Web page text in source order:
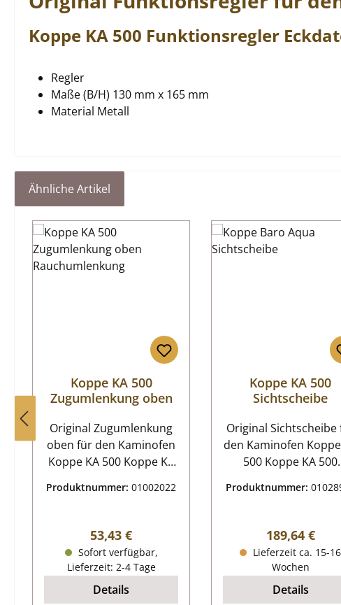
Koppe KA 500 Funktionsregler
Regler
Maße (B/H) 130 mm x 165 mm
Material Metall
Ähnliche Artikel
Produktgalerie überspringen
Koppe KA 500
Zugumlenkung oben
Original Zugumlenkung
oben für den Kaminofen
Koppe KA 500 Koppe KA
Eckdaten:
Flammenschild
Vermiculitestein Maße
(B/L/H) 400 mm x 220
mm x 30 mm Material
Vermiculite
Produktnummer:01002022
Regulärer Preis:
53,43 €
Sofort verfügbar,
Lieferzeit: 2-4 Tage
Details
Koppe KA 500
Sichtscheibe
Original Sichtscheibe für
den Kaminofen
500 Koppe KA 500
Glas,
359 mm x 4 mm
Glas Form gerade
hitzebeständig
Produktnummer:
Regulärer
189,64 €
Lieferzeit ca. 15-16
Wochen
Details